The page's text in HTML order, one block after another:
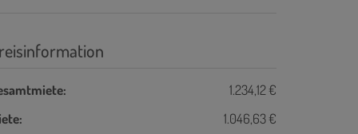
1.234,12 €
1.046,63 €